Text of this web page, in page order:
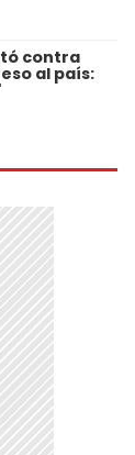
contra
al país: